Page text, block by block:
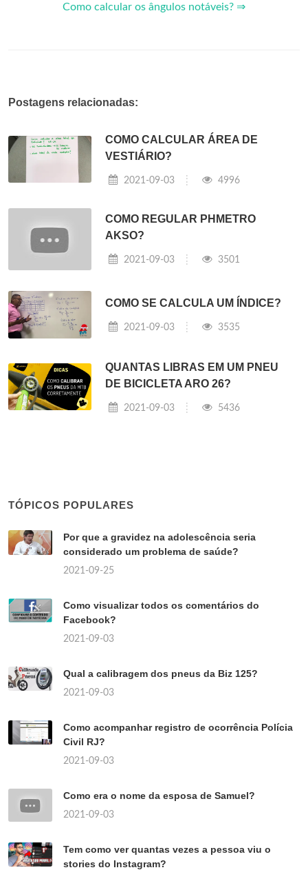
Como calcular os ângulos notáveis? ⇒
Postagens relacionadas:
COMO CALCULAR ÁREA DE
VESTIÁRIO?
2021-09-03 4996
COMO REGULAR PHMETRO
AKSO?
2021-09-03 3501
COMO SE CALCULA UM ÍNDICE?
2021-09-03 3535
QUANTAS LIBRAS EM UM PNEU
DE BICICLETA ARO 26?
2021-09-03 5436
TÓPICOS POPULARES
Por que a gravidez na adolescência seria
considerado um problema de saúde?
2021-09-25
Como visualizar todos os comentários do
Facebook?
2021-09-03
Qual a calibragem dos pneus da Biz 125?
2021-09-03
Como acompanhar registro de ocorrência Polícia
Civil RJ?
2021-09-03
Como era o nome da esposa de Samuel?
2021-09-03
Tem como ver quantas vezes a pessoa viu o
stories do Instagram?